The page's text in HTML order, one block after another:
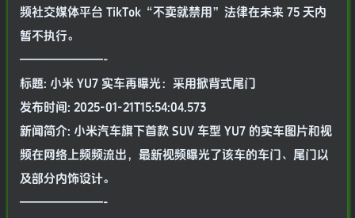
频社交媒体平台 TikTok“不卖就禁用”法律在未来 75 天内
暂不执行。
———————-
标题: 小米 YU7 实车再曝光：采用掀背式尾门
发布时间: 2025-01-21T15:54:04.573
新闻简介: 小米汽车旗下首款 SUV 车型 YU7 的实车图片和视
频在网络上频频流出，最新视频曝光了该车的车门、尾门以
及部分内饰设计。
———————-